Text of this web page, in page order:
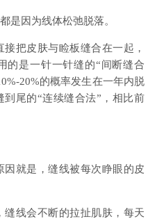
因为线体松弛脱落。
把皮肤与睑板缝合在一起，
的是一针一针缝的“间断缝合
20%的概率发生在一年内脱
尾的“连续缝合法”，相比前
就是，缝线被每次睁眼的皮
线会不断的拉扯肌肤，每天